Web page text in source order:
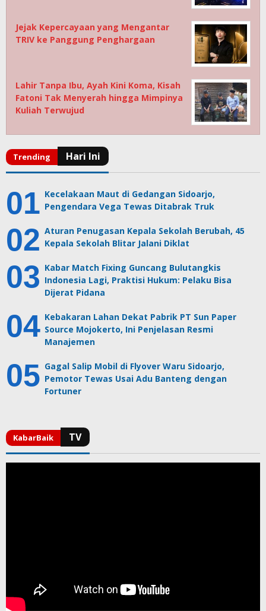
Jejak Kepercayaan yang Mengantar
TRIV ke Panggung Penghargaan
Lahir Tanpa Ibu, Ayah Kini Koma, Kisah
Fatoni Tak Menyerah hingga Mimpinya
Kuliah Terwujud
Kecelakaan Maut di Gedangan Sidoarjo,
Pengendara Vega Tewas Ditabrak Truk
Aturan Penugasan Kepala Sekolah Berubah, 45
Kepala Sekolah Blitar Jalani Diklat
Kabar Match Fixing Guncang Bulutangkis
Indonesia Lagi, Praktisi Hukum: Pelaku Bisa
Dijerat Pidana
Kebakaran Lahan Dekat Pabrik PT Sun Paper
Source Mojokerto, Ini Penjelasan Resmi
Manajemen
Gagal Salip Mobil di Flyover Waru Sidoarjo,
Pemotor Tewas Usai Adu Banteng dengan
Fortuner